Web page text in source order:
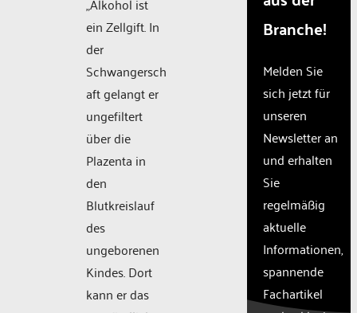
ein Zellgift. In
der
Schwangersch
aft gelangt er
ungefiltert
über die
Plazenta in
den
Blutkreislauf
des
ungeborenen
Kindes. Dort
kann er das
The
owner
needs
to
setup
the
site
with
CMP
to add
content
to the
list of
Branche!
Melden Sie
sich jetzt für
unseren
Newsletter an
und erhalten
Sie
regelmäßig
aktuelle
Informationen,
spannende
Fachartikel